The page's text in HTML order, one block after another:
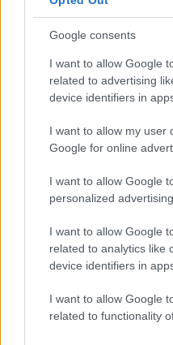
Google consents
I want to allow Google
related to advertising
device identifiers in
I want to allow my user
Google for online
I want to allow Google
personalized advertising.
I want to allow Google
related to analytics like
device identifiers in
I want to allow Google
related to functionality
Fotó: KIOSK
NINCSEN
NÉLKÜL!
tempójú, jó
brunch-ok
champagne. A
poharazzák a brunch
napindító étkezést, de